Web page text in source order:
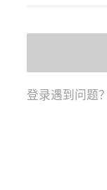
登录遇到问题？